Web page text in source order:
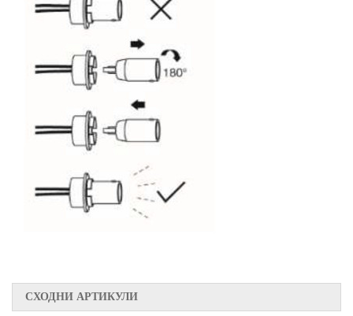
СХОДНИ АРТИКУЛИ